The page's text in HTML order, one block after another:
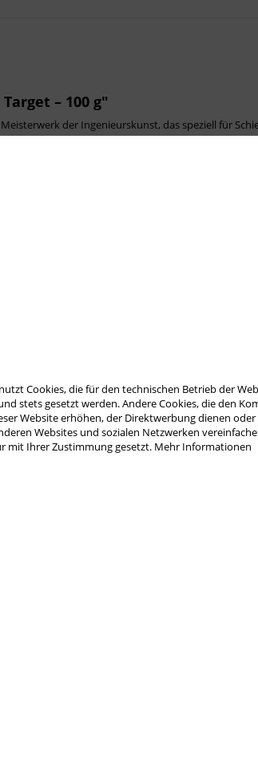
– 100 g"
der Ingenieurskunst, das speziell für
Linie und bietet eine verbesserte Stabilität,
Gewichtsverteilung, die die
entscheidend ist.
die ein konsistentes und zuverlässiges
und Handhabung zu maximieren.
lange Lebensdauer und Zuverlässigkeit
auf das nächste Level heben möchten.
das auf jahrzehntelanger Erfahrung und
jedem Schießerlebnis herauszuholen.
Target – 100 g"
Cookies, die für den technischen Betrieb der
stets gesetzt werden. Andere Cookies, die den
Website erhöhen, der Direktwerbung dienen oder
Websites und sozialen Netzwerken
mit Ihrer Zustimmung gesetzt. Mehr Informationen